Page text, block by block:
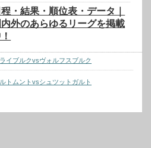
程・結果・順位表・データ｜
内外のあらゆるリーグを掲載
ブルクvsヴォルフスブルク
ムントvsシュツットガルト